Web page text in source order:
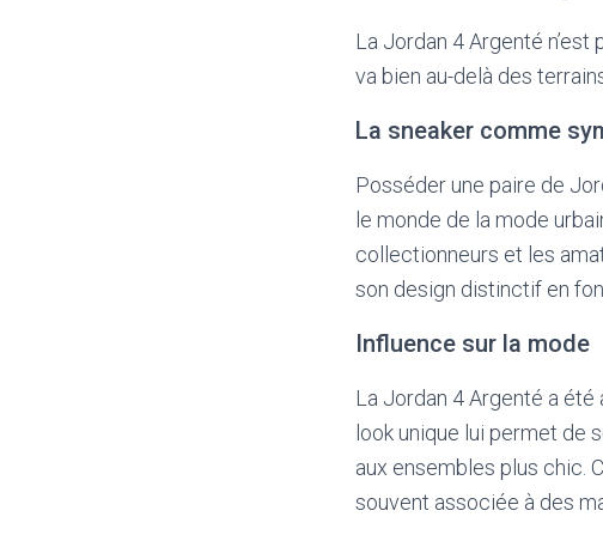
La Jordan 4 Argenté
va bien au-delà des
La sneaker comme
Posséder une paire de
le monde de la mode
collectionneurs et les
son design distinctif en
Influence sur la mode
La Jordan 4 Argenté a
look unique lui permet
aux ensembles plus chic.
souvent associée à des